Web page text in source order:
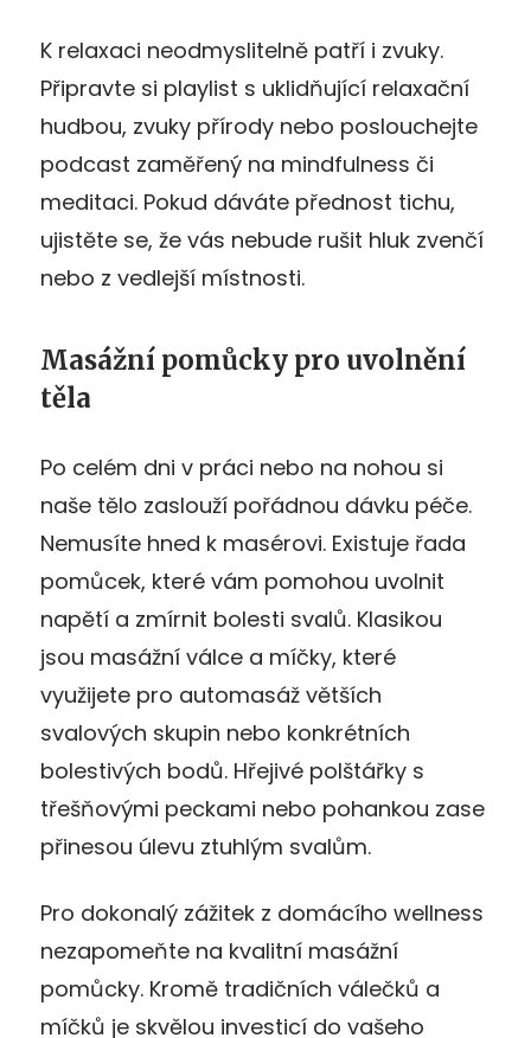
K relaxaci neodmyslitelně patří i zvuky.
Připravte si playlist s uklidňující relaxační
hudbou, zvuky přírody nebo poslouchejte
podcast zaměřený na mindfulness či
meditaci. Pokud dáváte přednost tichu,
ujistěte se, že vás nebude rušit hluk zvenčí
nebo z vedlejší místnosti.
Masážní pomůcky pro uvolnění
těla
Po celém dni v práci nebo na nohou si
naše tělo zaslouží pořádnou dávku péče.
Nemusíte hned k masérovi. Existuje řada
pomůcek, které vám pomohou uvolnit
napětí a zmírnit bolesti svalů. Klasikou
jsou masážní válce a míčky, které
využijete pro automasáž větších
svalových skupin nebo konkrétních
bolestivých bodů. Hřejivé polštářky s
třešňovými peckami nebo pohankou zase
přinesou úlevu ztuhlým svalům.
Pro dokonalý zážitek z domácího wellness
nezapomeňte na kvalitní masážní
pomůcky. Kromě tradičních válečků a
míčků je skvělou investicí do vašeho